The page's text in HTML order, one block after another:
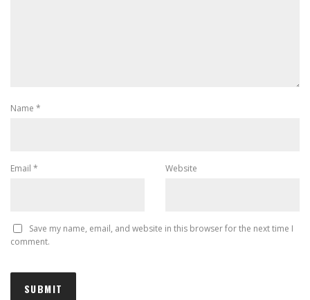
Name *
Email * Website
Save my name, email, and website in this browser for the next time I
comment.